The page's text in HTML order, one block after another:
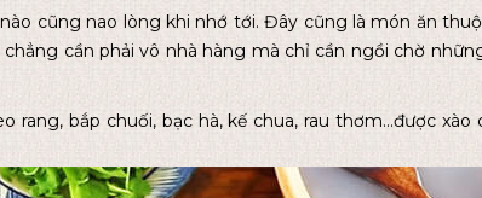
cũng nao lòng khi nhớ tới. Đây cũng là món ăn
cần phải vô nhà hàng mà chỉ cần ngồi chờ
bắp chuối, bạc hà, kế chua, rau thơm…được